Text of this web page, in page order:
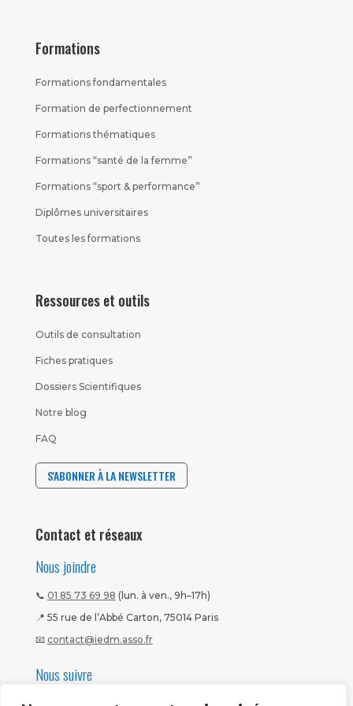
Formations
Formations fondamentales
Formation de perfectionnement
Formations thématiques
Formations “santé de la femme”
Formations “sport & performance”
Diplômes universitaires
Toutes les formations
Ressources et outils
Outils de consultation
Fiches pratiques
Dossiers Scientifiques
Notre blog
FAQ
S'ABONNER À LA NEWSLETTER
Contact et réseaux
Nous joindre
📞 01 85 73 69 98 (lun. à ven., 9h–17h)
📍 55 rue de l’Abbé Carton, 75014 Paris
📧 contact@iedm.asso.fr
Nous suivre